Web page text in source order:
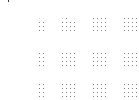
300 x 250